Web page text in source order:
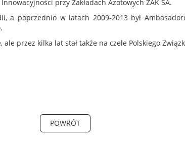
przy Zakładach Azotowych ZAK SA.
a poprzednio w latach 2009-2013 był
przez kilka lat stał także na czele Polskiego
POWRÓT